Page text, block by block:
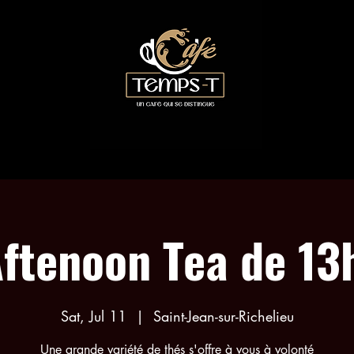
Tea de
Sat, Jul 11
  |
Saint-Jean-sur-Richelieu
Une grande variété de thés s'offre à vous à volonté